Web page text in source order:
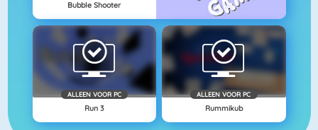
Bubble Shooter
ALLEEN VOOR PC
Run 3
ALLEEN VOOR PC
Rummikub